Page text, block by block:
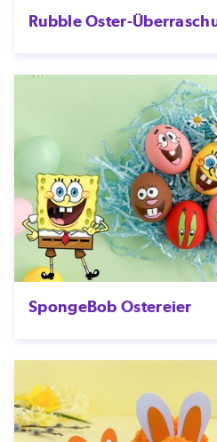
Rubble Oster-
SpongeBob Ostereier